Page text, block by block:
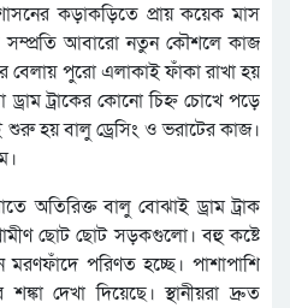
কড়াকড়িতে প্রায় কয়েক মাস
সম্প্রতি আবারো নতুন কৌশলে কাজ
বেলায় পুরো এলাকাই ফাঁকা রাখা হয়
ট্রাকের কোনো চিহ্ন চোখে পড়ে
শুরু হয় বালু ড্রেসিং ও ভরাটের কাজ।
অতিরিক্ত বালু বোঝাই ড্রাম ট্রাক
ছোট ছোট সড়কগুলো। বহু কষ্টে
পরিণত হচ্ছে। পাশাপাশি
দেখা দিয়েছে। স্থানীয়রা দ্রুত